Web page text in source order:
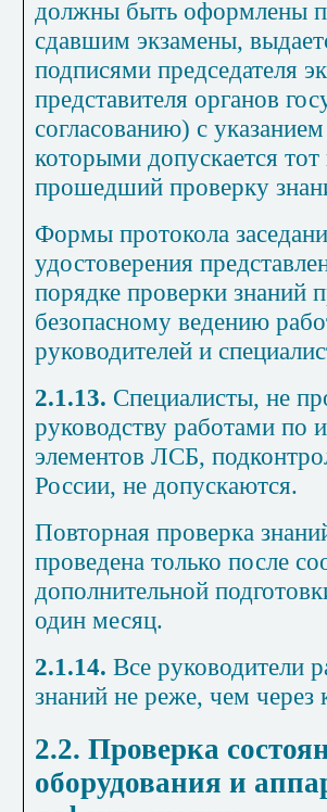
должны быть оформлены
сдавшим экзамены,
подписями председателя
представителя органов
согласованию) с
которыми допускается
прошедший проверку
Формы протокола
удостоверения
порядке проверки знаний
безопасному ведению
руководителей и
2.1.13. Специалисты, не
руководству работами по
элементов ЛСБ,
России, не допускаются.
Повторная проверка
проведена только после
дополнительной
один месяц.
2.1.14. Все руководители
знаний не реже, чем через
2.2. Проверка
оборудования и